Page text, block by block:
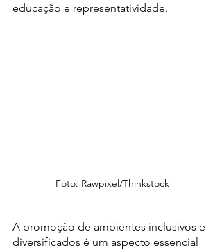
educação e representatividade.
Foto: Rawpixel/Thinkstock
A promoção de ambientes inclusivos e
diversificados é um aspecto essencial